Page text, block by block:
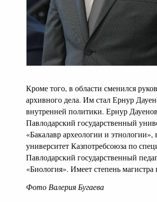
Кроме того, в области сменился
архивного дела. Им стал Ернур
внутренней политики. Ернур
Павлодарский государственный
«Бакалавр археологии и
университет Казпотребсоюза по
Павлодарский государственный
«Биология». Имеет степень
Фото Валерия Бугаева